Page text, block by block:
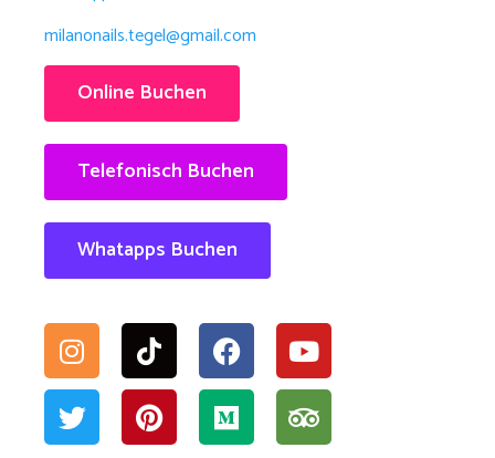
milanonails.tegel@gmail.com
Online Buchen
Telefonisch Buchen
Whatapps Buchen